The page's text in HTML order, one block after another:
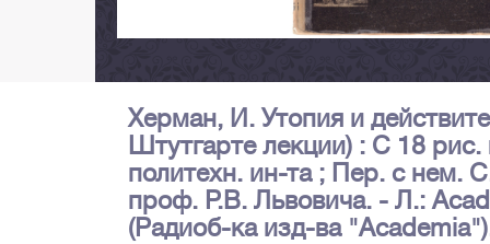
Херман, И. Утопия и
Штутгарте лекции) : С 18
политехн. ин-та ; Пер. с нем.
проф. Р.В. Львовича. - Л.:
(Радиоб-ка изд-ва